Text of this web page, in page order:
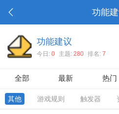
功能
功能建议
今日: 0 主题: 280 排名: 7
全部 最新 热门
其他 游戏规则 触发器